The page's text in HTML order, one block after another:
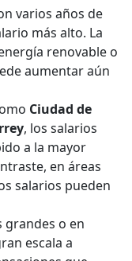
varios años de
más alto. La
renovable o
aumentar aún
Ciudad de
, los salarios
a la mayor
en áreas
salarios pueden
grandes o en
escala a